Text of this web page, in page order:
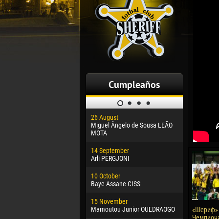
Cumpleaños
26 August
Miguel Ângelo de Sousa LEÃO
MOTA
14 September
Arli PERGJONI
10 October
Baye Assane CISS
15 November
Mamoutou Junior OUEDRAOGO
Dhoraso
24 February
Vladislav
02 March
Veaceslav
09 March
Emmanuel
«Шериф»